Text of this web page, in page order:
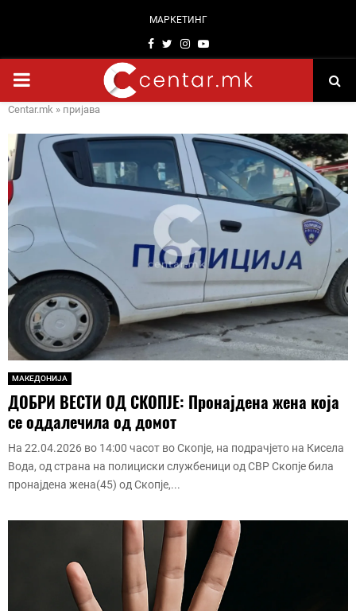
МАРКЕТИНГ
Facebook
TwitterInstagram
Youtube
PRIMARY
Centar.mk » пријава
МАКЕДОНИЈА
ДОБРИ ВЕСТИ ОД СКОПЈЕ: Пронајдена жена која
се оддалечила од домот
На 22.04.2026 во 14:00 часот во Скопје, на подрачјето на Кисела
Вода, од страна на полициски службеници од СВР Скопје била
пронајдена жена(45) од Скопје,...